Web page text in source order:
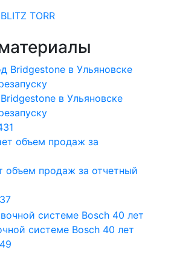
BLITZ TORR
в Ульяновске
31
объем продаж за отчетный
37
системе Bosch 40 лет
49